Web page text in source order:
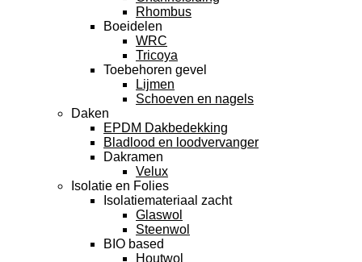
Rhombus
Boeidelen
WRC
Tricoya
Toebehoren gevel
Lijmen
Schoeven en nagels
Daken
EPDM Dakbedekking
Bladlood en loodvervanger
Dakramen
Velux
Isolatie en Folies
Isolatiemateriaal zacht
Glaswol
Steenwol
BIO based
Houtwol